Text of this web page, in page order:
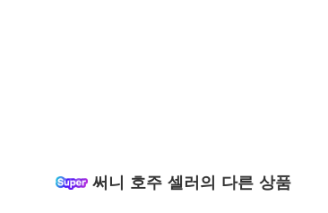
써니 호주 셀러의 다른 상품